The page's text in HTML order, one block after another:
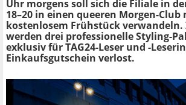
Uhr morgens soll sich die Filiale in
18–20 in einen queeren Morgen-
kostenlosem Frühstück verwandeln.
werden drei professionelle Styling-
exklusiv für TAG24-Leser und -
Einkaufsgutschein verlost.